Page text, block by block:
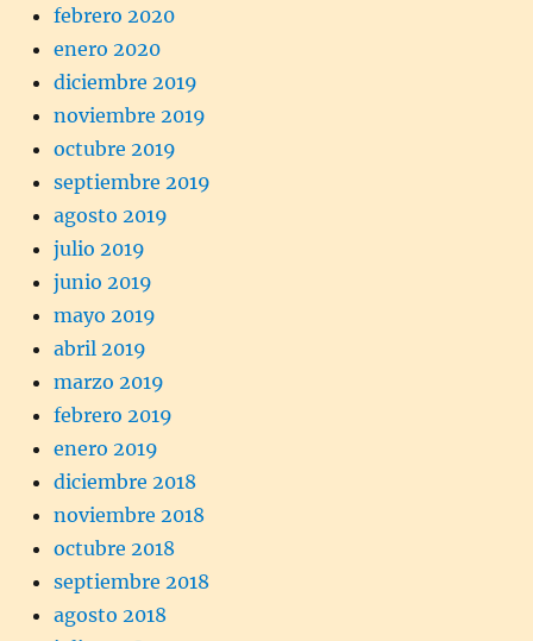
febrero 2020
enero 2020
diciembre 2019
noviembre 2019
octubre 2019
septiembre 2019
agosto 2019
julio 2019
junio 2019
mayo 2019
abril 2019
marzo 2019
febrero 2019
enero 2019
diciembre 2018
noviembre 2018
octubre 2018
septiembre 2018
agosto 2018